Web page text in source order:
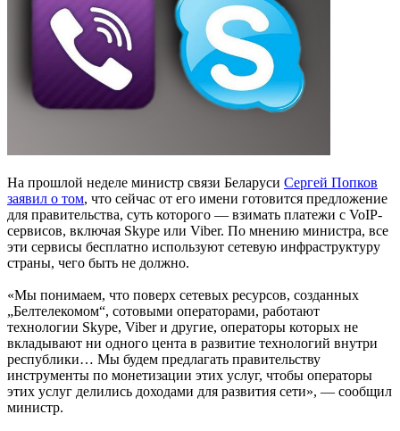
На прошлой неделе министр связи Беларуси Сергей Попков
заявил о том, что сейчас от его имени готовится предложение
для правительства, суть которого — взимать платежи с VoIP-
сервисов, включая Skype или Viber. По мнению министра, все
эти сервисы бесплатно используют сетевую инфраструктуру
страны, чего быть не должно.
«Мы понимаем, что поверх сетевых ресурсов, созданных
„Белтелекомом“, сотовыми операторами, работают
технологии Skype, Viber и другие, операторы которых не
вкладывают ни одного цента в развитие технологий внутри
республики… Мы будем предлагать правительству
инструменты по монетизации этих услуг, чтобы операторы
этих услуг делились доходами для развития сети», — сообщил
министр.